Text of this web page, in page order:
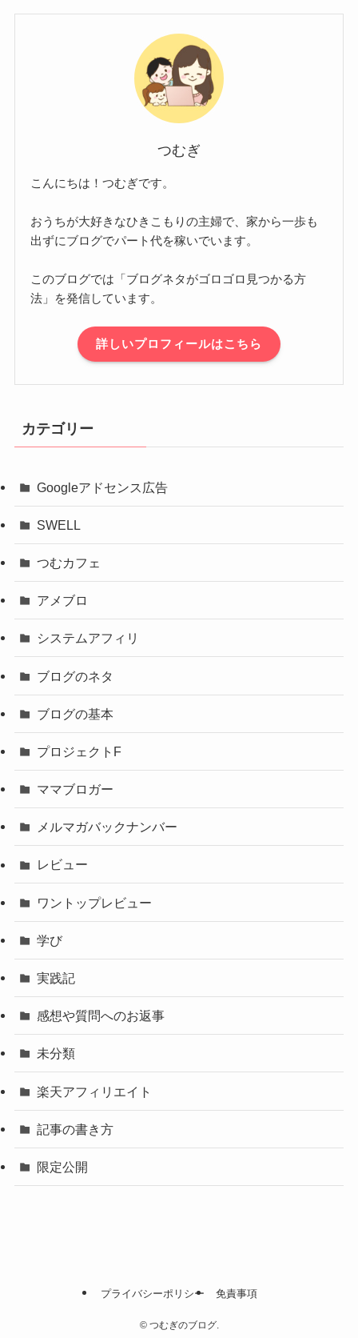
つむぎ
こんにちは！つむぎです。
おうちが大好きなひきこもりの主婦で、家から一歩も
出ずにブログでパート代を稼いでいます。
このブログでは「ブログネタがゴロゴロ見つかる方
法」を発信しています。
詳しいプロフィールはこちら
カテゴリー
Googleアドセンス広告
SWELL
つむカフェ
アメブロ
システムアフィリ
ブログのネタ
ブログの基本
プロジェクトF
ママブロガー
メルマガバックナンバー
レビュー
ワントップレビュー
学び
実践記
感想や質問へのお返事
未分類
楽天アフィリエイト
記事の書き方
限定公開
プライバシーポリシー 免責事項
©つむぎのブログ.